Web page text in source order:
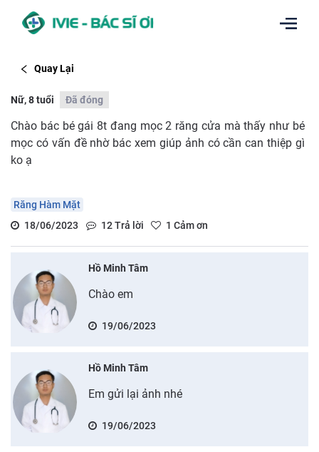
Quay Lại
Nữ, 8 tuổi Đã đóng
Chào bác bé gái 8t đang mọc 2 răng cửa mà thấy như bé
mọc có vấn đề nhờ bác xem giúp ảnh có cần can thiệp gì
ko ạ
Răng Hàm Mặt
18/06/2023
12Trả lời 1 Cảm ơn
Hồ Minh Tâm
Chào em
19/06/2023
Hồ Minh Tâm
Em gửi lại ảnh nhé
19/06/2023